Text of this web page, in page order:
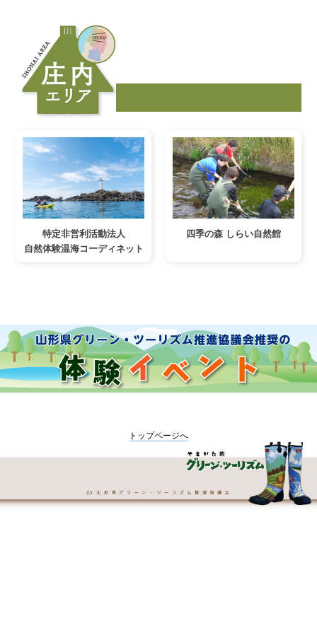
特定非営利活動法人
自然体験温海コーディネット
四季の森 しらい自然館
トップページへ